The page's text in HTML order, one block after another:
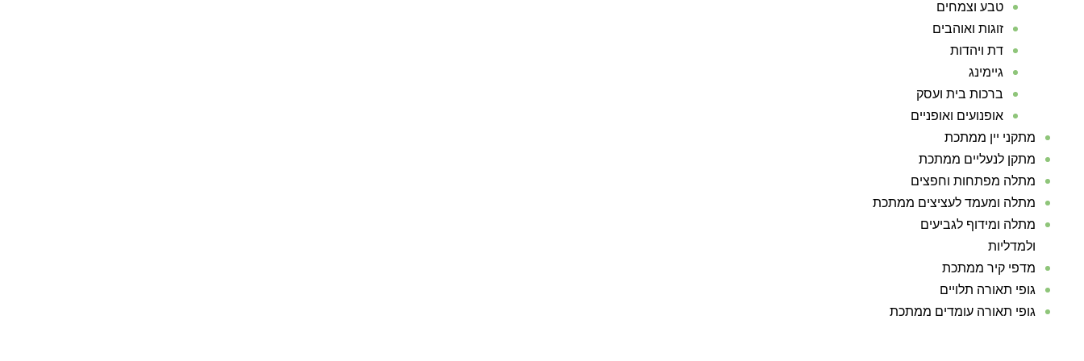
טבע וצמחים
זוגות ואוהבים
דת ויהדות
גיימינג
ברכות בית ועסק
אופנועים ואופניים
מתקני יין ממתכת
מתקן לנעליים ממתכת
מתלה מפתחות וחפצים
מתלה ומעמד לעציצים ממתכת
מתלה ומידוף לגביעים
ולמדליות
מדפי קיר ממתכת
גופי תאורה תלויים
גופי תאורה עומדים ממתכת